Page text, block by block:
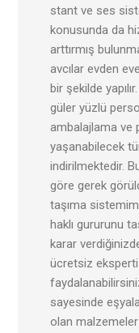
stant ve ses
konusunda da
arttırmış
avcılar evden
bir şekilde
güler yüzlü
ambalajlama ve
yaşanabilecek
indirilmektedir.
göre gerek
taşıma
haklı gururunu
karar
ücretsiz
sayesinde
olan